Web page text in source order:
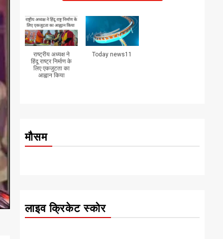
राष्ट्रीय अध्यक्ष ने
हिंदू राष्ट्र निर्माण के
लिए एकजुटता का
आह्वान किया
Today news11
मौसम
लाइव क्रिकेट स्कोर